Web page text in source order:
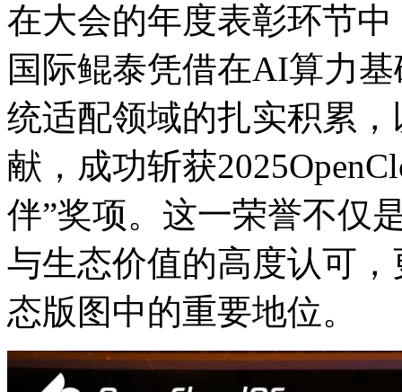
在大会的年度表彰环节中
国际鲲泰凭借在AI算力基
统适配领域的扎实积累
献，成功斩获
伴”奖项。这一荣誉不仅
与生态价值的高度认可
态版图中的重要地位。